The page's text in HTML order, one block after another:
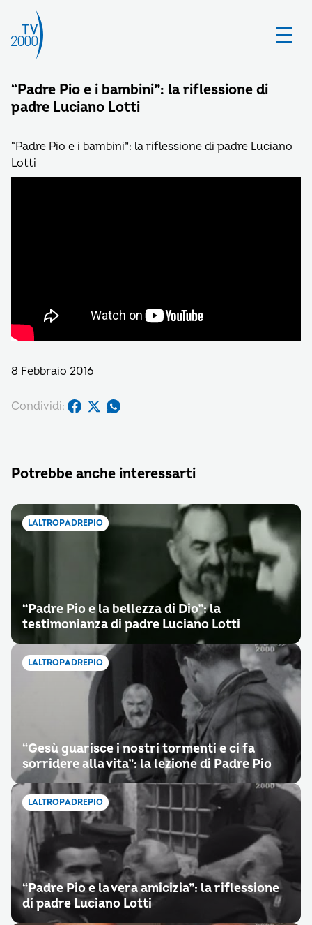
“Padre Pio e i bambini”: la riflessione di
padre Luciano Lotti
“Padre Pio e i bambini”: la riflessione di padre Luciano
Lotti
8 Febbraio 2016
Condividi:
Potrebbe anche interessarti
LALTROPADREPIO
“Padre Pio e la bellezza di Dio”: la
testimonianza di padre Luciano Lotti
LALTROPADREPIO
“Gesù guarisce i nostri tormenti e ci fa
sorridere alla vita”: la lezione di Padre Pio
LALTROPADREPIO
“Padre Pio e la vera amicizia”: la riflessione
di padre Luciano Lotti